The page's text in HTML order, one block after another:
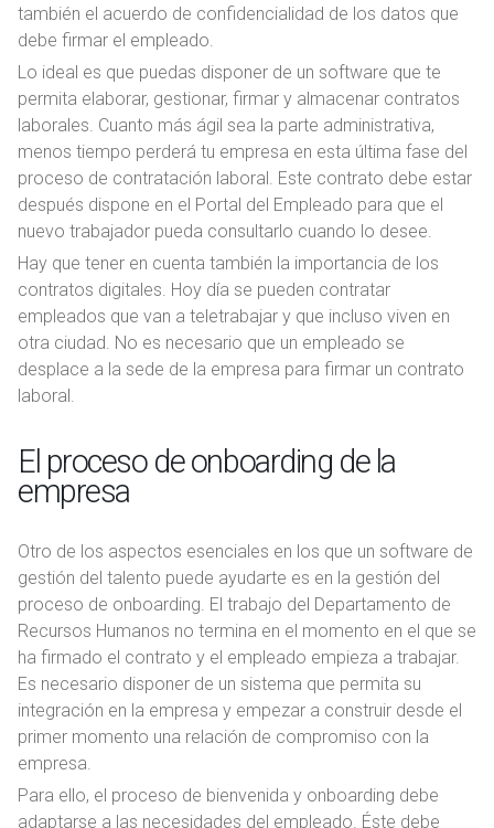
también el acuerdo de confidencialidad de los datos que
debe firmar el empleado.
Lo ideal es que puedas disponer de un software que te
permita elaborar, gestionar, firmar y almacenar contratos
laborales. Cuanto más ágil sea la parte administrativa,
menos tiempo perderá tu empresa en esta última fase del
proceso de contratación laboral. Este contrato debe estar
después dispone en el Portal del Empleado para que el
nuevo trabajador pueda consultarlo cuando lo desee.
Hay que tener en cuenta también la importancia de los
contratos digitales. Hoy día se pueden contratar
empleados que van a teletrabajar y que incluso viven en
otra ciudad. No es necesario que un empleado se
desplace a la sede de la empresa para firmar un contrato
laboral.
El proceso de onboarding de la
empresa
Otro de los aspectos esenciales en los que un software de
gestión del talento puede ayudarte es en la gestión del
proceso de onboarding. El trabajo del Departamento de
Recursos Humanos no termina en el momento en el que se
ha firmado el contrato y el empleado empieza a trabajar.
Es necesario disponer de un sistema que permita su
integración en la empresa y empezar a construir desde el
primer momento una relación de compromiso con la
empresa.
Para ello, el proceso de bienvenida y onboarding debe
adaptarse a las necesidades del empleado. Éste debe